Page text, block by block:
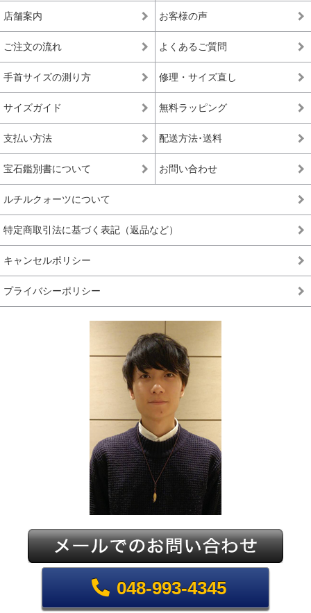
店舗案内 お客様の声
ご注文の流れ よくあるご質問
手首サイズの測り方 修理・サイズ直し
サイズガイド 無料ラッピング
支払い方法 配送方法･送料
宝石鑑別書について お問い合わせ
ルチルクォーツについて
特定商取引法に基づく表記（返品など）
キャンセルポリシー
プライバシーポリシー
048-993-4345